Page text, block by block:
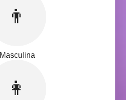
👨
Masculina
👩